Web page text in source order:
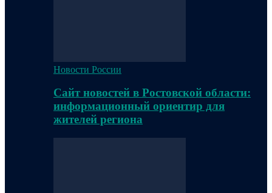
Новости России
Сайт новостей в Ростовской области:
информационный ориентир для
жителей региона